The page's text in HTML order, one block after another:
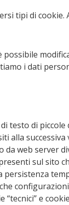
tipi di cookie.
possibile
i dati
testo di
alla
web server
sul sito
persistenza
“tecnici” e